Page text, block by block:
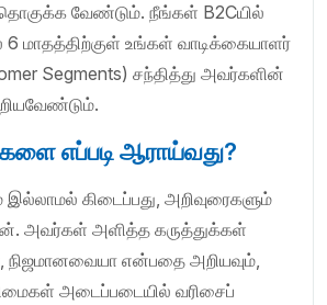
வேண்டும். நீங்கள் B2Cயில்
6 மாதத்திற்குள் உங்கள் வாடிக்கையாளர்
Segments) சந்தித்து அவர்களின்
எப்படி ஆராய்வது?
கிடைப்பது, அறிவுரைகளும்
அவர்கள் அளித்த கருத்துக்கள்
நிஜமானவையா என்பதை அறியவும்,
அடைப்படையில் வரிசைப்